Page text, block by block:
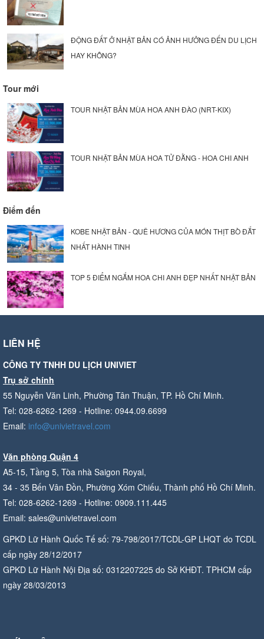
ĐỘNG ĐẤT Ở NHẬT BẢN CÓ ẢNH HƯỞNG ĐẾN DU LỊCH
HAY KHÔNG?
Tour mới
TOUR NHẬT BẢN MÙA HOA ANH ĐÀO (NRT-KIX)
TOUR NHẬT BẢN MÙA HOA TỬ ĐẰNG - HOA CHI ANH
Điểm đến
KOBE NHẬT BẢN - QUÊ HƯƠNG CỦA MÓN THỊT BÒ ĐẮT
NHẤT HÀNH TINH
TOP 5 ĐIỂM NGẮM HOA CHI ANH ĐẸP NHẤT NHẬT BẢN
LIÊN HỆ
CÔNG TY TNHH DU LỊCH UNIVIET
Trụ sở chính
55 Nguyễn Văn Linh, Phường Tân Thuận, TP. Hồ Chí Minh.
Tel: 028-6262-1269 - Hotline: 0944.09.6699
Email: info@univietravel.com
Văn phòng Quận 4
A5-15, Tầng 5, Tòa nhà Saigon Royal,
34 - 35 Bến Vân Đồn, Phường Xóm Chiếu, Thành phố Hồ Chí Minh.
Tel: 028-6262-1269 - Hotline: 0909.111.445
Email: sales@univietravel.com
GPKD Lữ Hành Quốc Tế số: 79-798/2017/TCDL-GP LHQT do TCDL
cấp ngày 28/12/2017
GPKD Lữ Hành Nội Địa số: 0312207225 do Sở KHĐT. TPHCM cấp
ngày 28/03/2013